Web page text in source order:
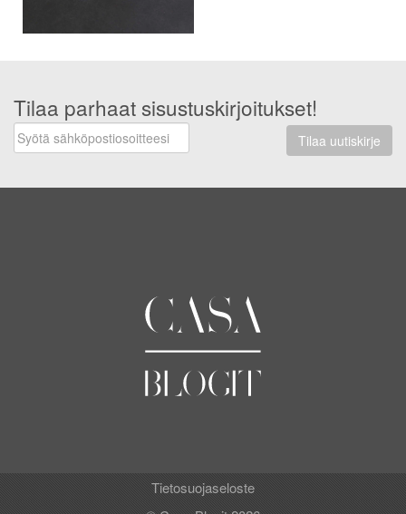
Tilaa parhaat sisustuskirjoitukset!
Tilaa uutiskirje
Tietosuojaseloste